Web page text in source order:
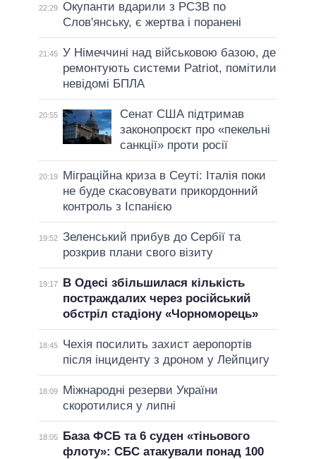
22:29 Окупанти вдарили з РСЗВ по
Слов'янську, є жертва і поранені
21:45 У Німеччині над військовою базою, де
ремонтують системи Patriot, помітили
невідомі БПЛА
20:55
Сенат США підтримав
законопроєкт про «пекельні
санкції» проти росії
20:19
Міграційна криза в Сеуті: Італія поки
не буде скасовувати прикордонний
контроль з Іспанією
19:52 Зеленський прибув до Сербії та
розкрив плани свого візиту
19:17
В Одесі збільшилася кількість
постраждалих через російський
обстріл стадіону «Чорноморець»
18:45
Чехія посилить захист аеропортів
після інциденту з дроном у Лейпцигу
18:09
Міжнародні резерви України
скоротилися у липні
18:05
База ФСБ та 6 суден «тіньового
флоту»: СБС атакували понад 100